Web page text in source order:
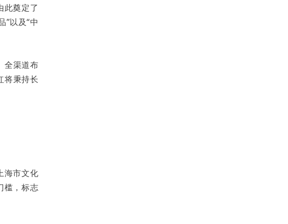
此奠定了
”以及“中
全渠道布
将秉持长
海市文化
槛，标志